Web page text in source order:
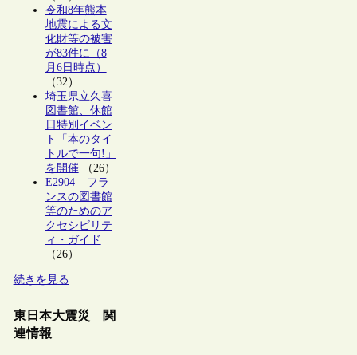
令和8年熊本
地震による文
化財等の被害
が83件に（8
月6日時点）
（32）
埼玉県立久喜
図書館、休館
日特別イベン
ト「本のタイ
トルで一句!」
を開催（26）
E2904 – フラ
ンスの図書館
等のためのア
クセシビリテ
ィ・ガイド
（26）
続きを見る
東日本大震災 関
連情報